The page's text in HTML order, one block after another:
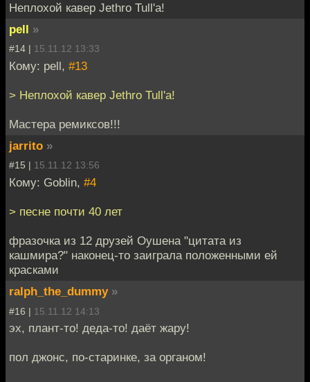
Неплохой кавер Jethro Tull'а!
pell »
#14 | 15.11.12 13:33
Кому: pell, #13
> Неплохой кавер Jethro Tull'а!
Мастера ремиксов!!!
jarrito »
#15 | 15.11.12 13:56
Кому: Goblin, #4
> песне почти 40 лет
фразочка из 12 друзей Оушена "цитата из
кашмира?" наконец-то заиграла положенными ей
красками
ralph_the_dummy »
#16 | 15.11.12 14:13
эх, плант-то! деда-то! даёт жару!
пол джонс, по-старинке, за органом!